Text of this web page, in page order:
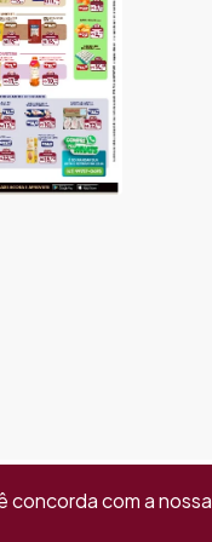
concorda com a nossa